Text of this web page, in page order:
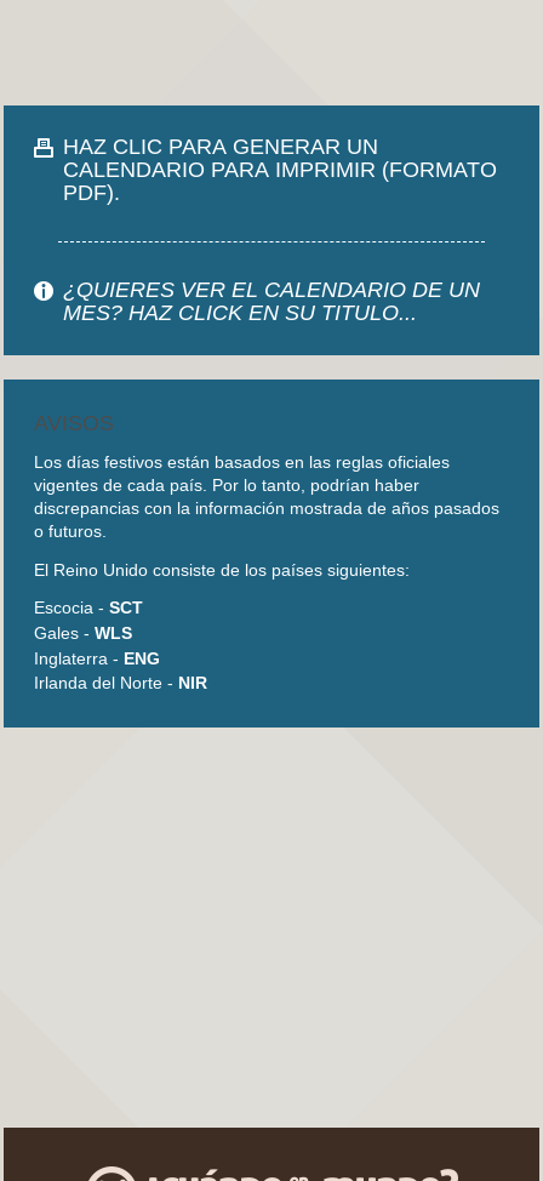
HAZ CLIC PARA GENERAR UN
CALENDARIO PARA IMPRIMIR (FORMATO
PDF).
¿QUIERES VER EL CALENDARIO DE UN
MES? HAZ CLICK EN SU TITULO...
AVISOS
Los días festivos están basados en las reglas oficiales
vigentes de cada país. Por lo tanto, podrían haber
discrepancias con la información mostrada de años pasados
o futuros.
El Reino Unido consiste de los países siguientes:
Escocia - SCT
Gales - WLS
Inglaterra - ENG
Irlanda del Norte - NIR